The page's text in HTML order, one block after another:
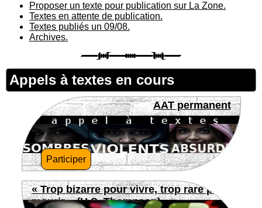
Proposer un texte pour publication sur La Zone.
Textes en attente de publication.
Textes publiés un 09/08.
Archives.
Appels à textes en cours
AAT permanent
Participer
« Trop bizarre pour vivre, trop rare pour
mourir » (H.S. Thompson)